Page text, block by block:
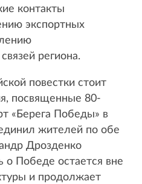
контакты
экспортных
региона.
повестки стоит
посвященные 80-
«Берега Победы» в
жителей по обе
Дрозденко
о Победе остается вне
и продолжает